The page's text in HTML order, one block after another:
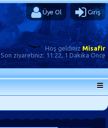
Üye Ol Giriş
Hoş geldinizMisafir
Son ziyaretiniz: 11:22, 1 Dakika Önce